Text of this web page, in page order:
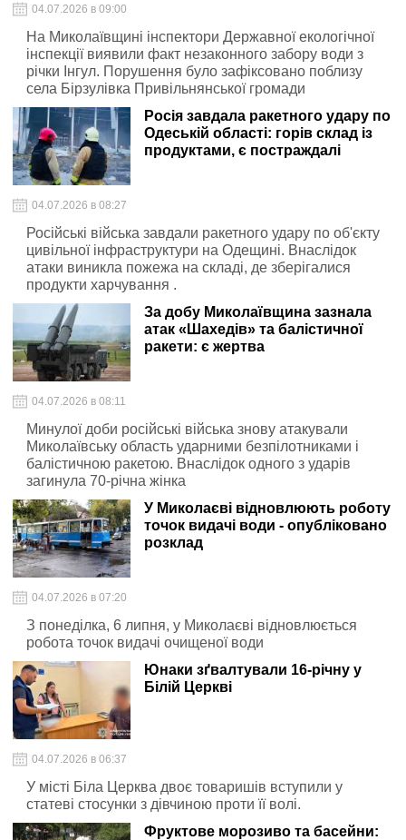
04.07.2026 в 09:00
На Миколаївщині інспектори Державної екологічної
інспекції виявили факт незаконного забору води з
річки Інгул. Порушення було зафіксовано поблизу
села Бірзулівка Привільнянської громади
Росія завдала ракетного удару по
Одеській області: горів склад із
продуктами, є постраждалі
04.07.2026 в 08:27
Російські війська завдали ракетного удару по об'єкту
цивільної інфраструктури на Одещині. Внаслідок
атаки виникла пожежа на складі, де зберігалися
продукти харчування .
За добу Миколаївщина зазнала
атак «Шахедів» та балістичної
ракети: є жертва
04.07.2026 в 08:11
Минулої доби російські війська знову атакували
Миколаївську область ударними безпілотниками і
балістичною ракетою. Внаслідок одного з ударів
загинула 70-річна жінка
У Миколаєві відновлюють роботу
точок видачі води - опубліковано
розклад
04.07.2026 в 07:20
З понеділка, 6 липня, у Миколаєві відновлюється
робота точок видачі очищеної води
Юнаки зґвалтували 16-річну у
Білій Церкві
04.07.2026 в 06:37
У місті Біла Церква двоє товаришів вступили у
статеві стосунки з дівчиною проти її волі.
Фруктове морозиво та басейни: